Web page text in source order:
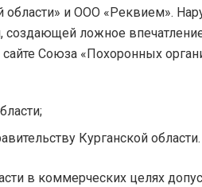
области» и ООО «Реквием».
ложное
сайте Союза «Похоронных
Курганской области.
в коммерческих целях